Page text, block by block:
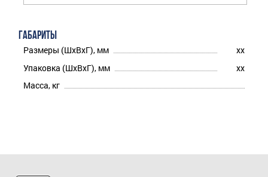
ГАБАРИТЫ
Размеры (ШхВхГ), мм
xx
Упаковка (ШхВхГ), мм
xx
Масса, кг